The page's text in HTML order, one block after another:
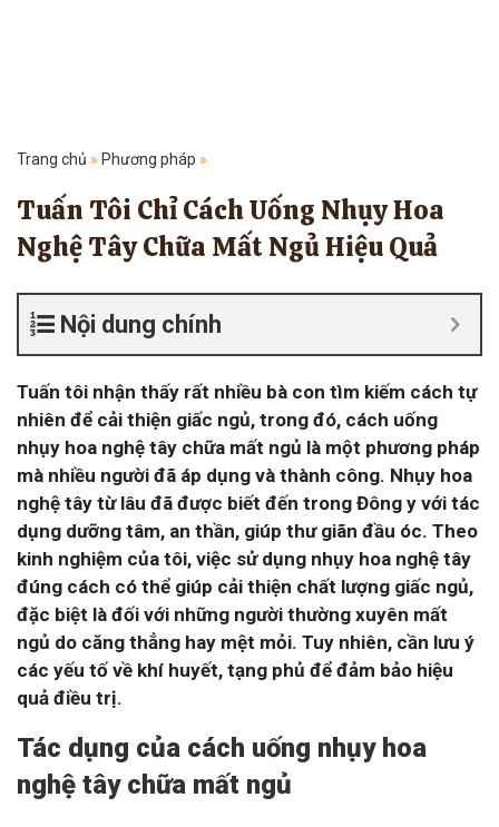
Trang chủ » Phương pháp »
Tuấn Tôi Chỉ Cách Uống Nhụy Hoa
Nghệ Tây Chữa Mất Ngủ Hiệu Quả
Nội dung chính
Tuấn tôi nhận thấy rất nhiều bà con tìm kiếm cách tự
nhiên để cải thiện giấc ngủ, trong đó, cách uống
nhụy hoa nghệ tây chữa mất ngủ là một phương pháp
mà nhiều người đã áp dụng và thành công. Nhụy hoa
nghệ tây từ lâu đã được biết đến trong Đông y với tác
dụng dưỡng tâm, an thần, giúp thư giãn đầu óc. Theo
kinh nghiệm của tôi, việc sử dụng nhụy hoa nghệ tây
đúng cách có thể giúp cải thiện chất lượng giấc ngủ,
đặc biệt là đối với những người thường xuyên mất
ngủ do căng thẳng hay mệt mỏi. Tuy nhiên, cần lưu ý
các yếu tố về khí huyết, tạng phủ để đảm bảo hiệu
quả điều trị.
Tác dụng của cách uống nhụy hoa
nghệ tây chữa mất ngủ